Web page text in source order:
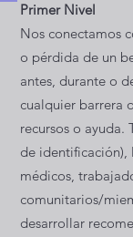
Primer Nivel
Nos conectamos
o pérdida de un
antes, durante o
cualquier barrera
recursos o ayuda.
de identificación),
médicos,
comunitarios/
desarrollar